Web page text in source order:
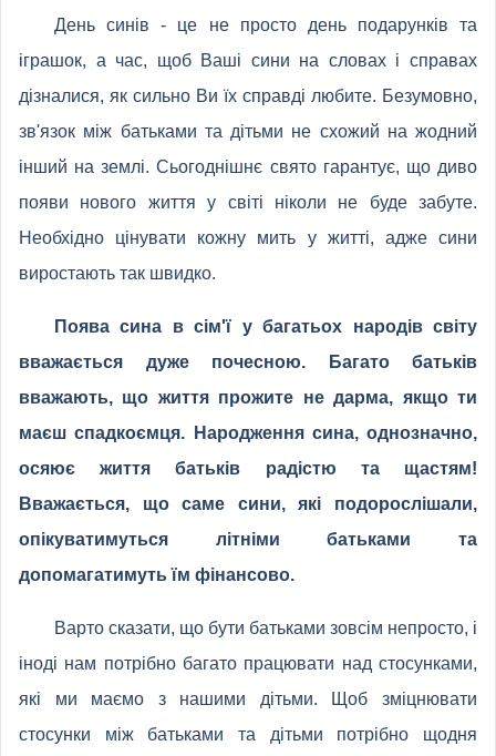
День синів - це не просто день подарунків та
іграшок, а час, щоб Ваші сини на словах і справах
дізналися, як сильно Ви їх справді любите. Безумовно,
зв'язок між батьками та дітьми не схожий на жодний
інший на землі. Сьогоднішнє свято гарантує, що диво
появи нового життя у світі ніколи не буде забуте.
Необхідно цінувати кожну мить у житті, адже сини
виростають так швидко.
Поява сина в сім'ї у багатьох народів світу
вважається дуже почесною. Багато батьків
вважають, що життя прожите не дарма, якщо ти
маєш спадкоємця. Народження сина, однозначно,
осяює життя батьків радістю та щастям!
Вважається, що саме сини, які подорослішали,
опікуватимуться літніми батьками та
допомагатимуть їм фінансово.
Варто сказати, що бути батьками зовсім непросто, і
іноді нам потрібно багато працювати над стосунками,
які ми маємо з нашими дітьми. Щоб зміцнювати
стосунки між батьками та дітьми потрібно щодня